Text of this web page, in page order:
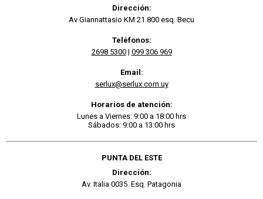
Dirección:
Av Giannattasio KM 21.800 esq. Becu
Teléfonos:
2698 5300| 099 306 969
Email:
serlux@serlux.com.uy
Horarios de atención:
Lunes a Viernes: 9:00 a 18:00 hrs
Sábados: 9:00 a 13:00 hrs
PUNTA DEL ESTE
Dirección:
Av. Italia 0035. Esq. Patagonia